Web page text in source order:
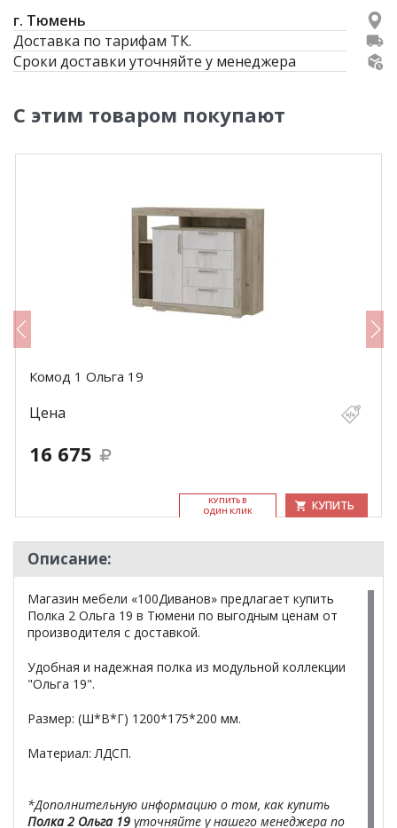
г. Тюмень
Доставка по тарифам ТК.
Сроки доставки уточняйте у менеджера
С этим товаром покупают
Комод 1 Ольга 19
Цена
16 675
КУ­ПИТЬ В
ОДИН КЛИК
КУПИТЬ
Описание:
Магазин мебели «100Диванов» предлагает купить
Полка 2 Ольга 19 в Тюмени по выгодным ценам от
производителя с доставкой.
Удобная и надежная полка из модульной коллекции
"Ольга 19".
Размер: (Ш*В*Г) 1200*175*200 мм.
Материал: ЛДСП.
*Дополнительную информацию о том, как купить
Полка 2 Ольга 19 уточняйте у нашего менеджера по